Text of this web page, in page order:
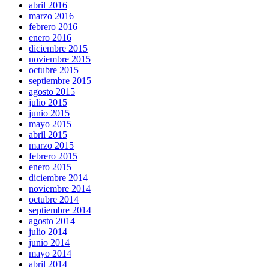
abril 2016
marzo 2016
febrero 2016
enero 2016
diciembre 2015
noviembre 2015
octubre 2015
septiembre 2015
agosto 2015
julio 2015
junio 2015
mayo 2015
abril 2015
marzo 2015
febrero 2015
enero 2015
diciembre 2014
noviembre 2014
octubre 2014
septiembre 2014
agosto 2014
julio 2014
junio 2014
mayo 2014
abril 2014